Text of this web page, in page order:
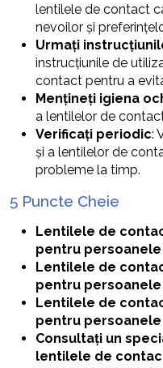
lentilele de contact
nevoilor și
Urmați
instrucțiunile de
contact pentru a
Mențineți igiena
a lentilelor de
Verificați periodic:
și a lentilelor de
probleme la timp.
5 Puncte Cheie
Lentilele de
pentru
Lentilele de
pentru
Lentilele de
pentru
Consultați un
lentilele de